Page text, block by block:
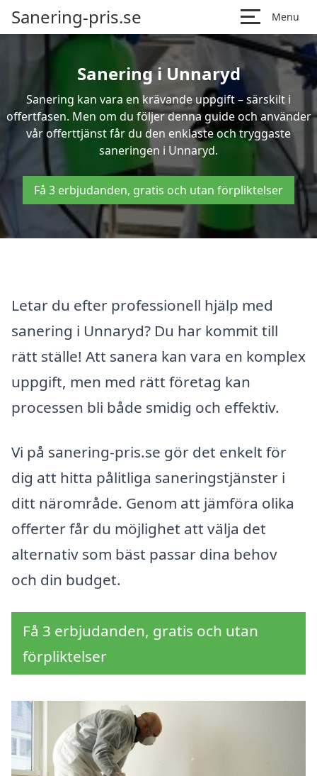
Sanering-pris.se Menu
Sanering i Unnaryd
Sanering kan vara en krävande uppgift – särskilt i
offertfasen. Men om du följer denna guide och använder
vår offerttjänst får du den enklaste och tryggaste
saneringen i Unnaryd.
Få 3 erbjudanden, gratis och utan förpliktelser
Letar du efter professionell hjälp med
sanering i Unnaryd? Du har kommit till
rätt ställe! Att sanera kan vara en komplex
uppgift, men med rätt företag kan
processen bli både smidig och effektiv.
Vi på sanering-pris.se gör det enkelt för
dig att hitta pålitliga saneringstjänster i
ditt närområde. Genom att jämföra olika
offerter får du möjlighet att välja det
alternativ som bäst passar dina behov
och din budget.
Få 3 erbjudanden, gratis och utan
förpliktelser